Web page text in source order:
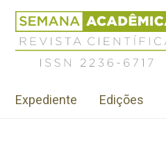
Jump
navigation
Revista
Científica
Semana
Acadêmica
2236-
Menu
institutional
Expediente Edições